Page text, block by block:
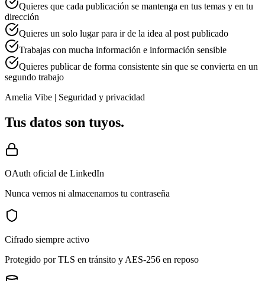
Quieres que cada publicación se mantenga en tus temas y en tu
dirección
Quieres un solo lugar para ir de la idea al post publicado
Trabajas con mucha información e información sensible
Quieres publicar de forma consistente sin que se convierta en un
segundo trabajo
Amelia Vibe | Seguridad y privacidad
Tus datos son tuyos.
OAuth oficial de LinkedIn
Nunca vemos ni almacenamos tu contraseña
Cifrado siempre activo
Protegido por TLS en tránsito y AES-256 en reposo